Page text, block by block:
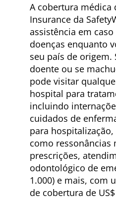
A cobertura médica
Insurance da
assistência em
doenças enquanto
seu país de origem.
doente ou se
pode visitar
hospital para
incluindo
cuidados de
para
como ressonâncias
prescrições,
odontológico de
1.000) e mais, com
de cobertura de